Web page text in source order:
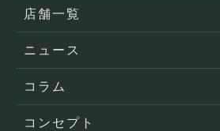
店舗一覧
ニュース
コラム
コンセプト